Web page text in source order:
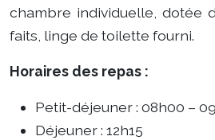
chambre individuelle, dotée
faits, linge de toilette fourni.
Horaires des repas :
Petit-déjeuner : 08h00 –
Déjeuner : 12h15